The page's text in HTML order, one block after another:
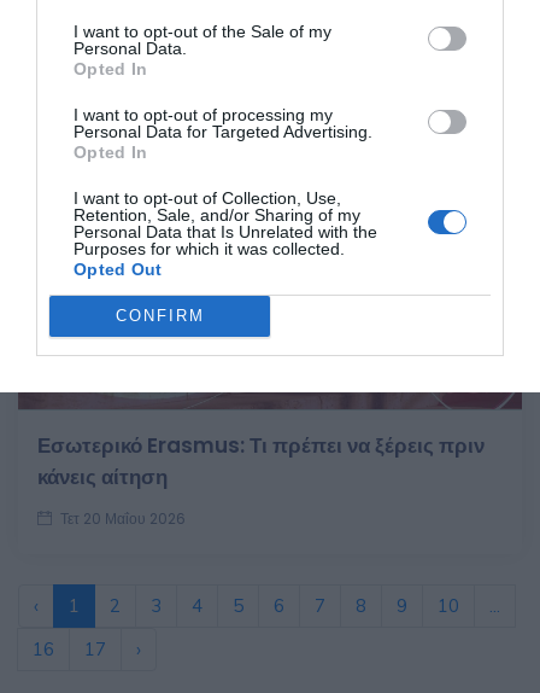
I want to opt-out of the Sale of my
Personal Data.
Opted In
I want to opt-out of processing my
Personal Data for Targeted Advertising.
Opted In
I want to opt-out of Collection, Use,
Retention, Sale, and/or Sharing of my
Personal Data that Is Unrelated with the
Purposes for which it was collected.
Opted Out
CONFIRM
Εσωτερικό Erasmus: Τι πρέπει να ξέρεις πριν
κάνεις αίτηση
Τετ 20 Μαΐου 2026
‹ 1 2 3 4 5 6 7 8 9 10
...
16
17 ›